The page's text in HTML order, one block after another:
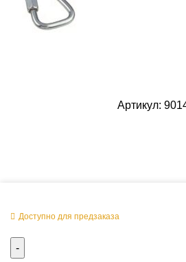
Артикул:
Доступно для предзаказа